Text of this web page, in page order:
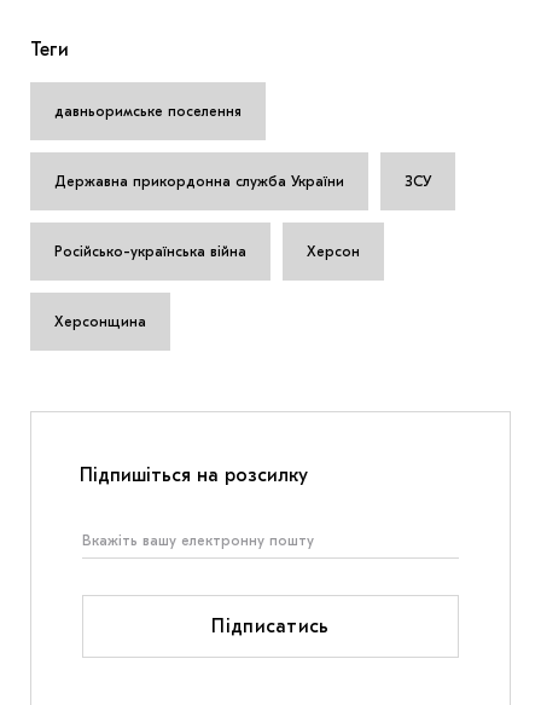
Теги
давньоримське поселення
Державна прикордонна служба України ЗСУ
Російсько-українська війна Херсон
Херсонщина
Підпишіться на розсилку
Підписатись